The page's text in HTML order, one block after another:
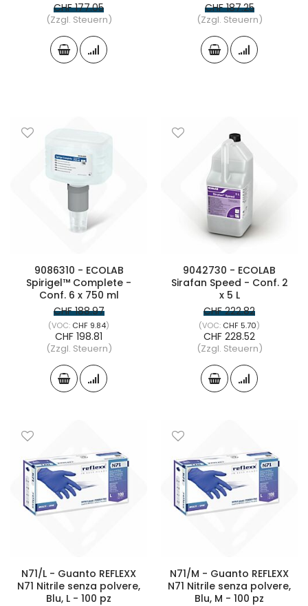
CHF 177.05
(Zzgl. Steuern)
CHF 187.25
(Zzgl. Steuern)
9086310 - ECOLAB
Spirigel™ Complete -
Conf. 6 x 750 ml
CHF 188.97
CHF 9.84
CHF 198.81
(Zzgl. Steuern)
9042730 - ECOLAB
Sirafan Speed - Conf. 2
x 5 L
CHF 222.82
CHF 5.70
CHF 228.52
(Zzgl. Steuern)
N71/L - Guanto REFLEXX
N71 Nitrile senza polvere,
Blu, L - 100 pz
N71/M - Guanto REFLEXX
N71 Nitrile senza polvere,
Blu, M - 100 pz